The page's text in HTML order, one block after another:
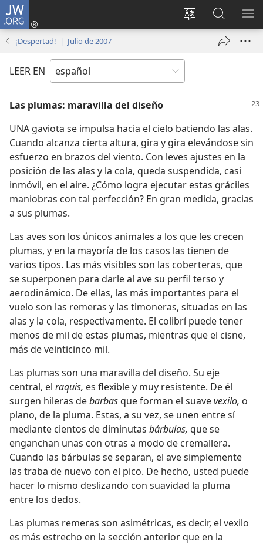
JW.ORG
Cambiar
del sitio
Iniciar
sesión
nueva
en
jw.org
¡Despertad! | Julio de 2007
LEER EN
Las plumas: maravilla del diseño
UNA gaviota se impulsa hacia el cielo batiendo las alas.
Cuando alcanza cierta altura, gira y gira elevándose sin
esfuerzo en brazos del viento. Con leves ajustes en la
posición de las alas y la cola, queda suspendida, casi
inmóvil, en el aire. ¿Cómo logra ejecutar estas gráciles
maniobras con tal perfección? En gran medida, gracias
a sus plumas.
Las aves son los únicos animales a los que les crecen
plumas, y en la mayoría de los casos las tienen de
varios tipos. Las más visibles son las coberteras, que
se superponen para darle al ave su perfil terso y
aerodinámico. De ellas, las más importantes para el
vuelo son las remeras y las timoneras, situadas en las
alas y la cola, respectivamente. El colibrí puede tener
menos de mil de estas plumas, mientras que el cisne,
más de veinticinco mil.
Las plumas son una maravilla del diseño. Su eje
central, el raquis, es flexible y muy resistente. De él
surgen hileras debarbasque forman el suavevexilo, o
plano, de la pluma. Estas, a su vez, se unen entre sí
mediante cientos de diminutas bárbulas, que se
enganchan unas con otras a modo de cremallera.
Cuando las bárbulas se separan, el ave simplemente
las traba de nuevo con el pico. De hecho, usted puede
hacer lo mismo deslizando con suavidad la pluma
entre los dedos.
Las plumas remeras son asimétricas, es decir, el vexilo
es más estrecho en la sección anterior que en la